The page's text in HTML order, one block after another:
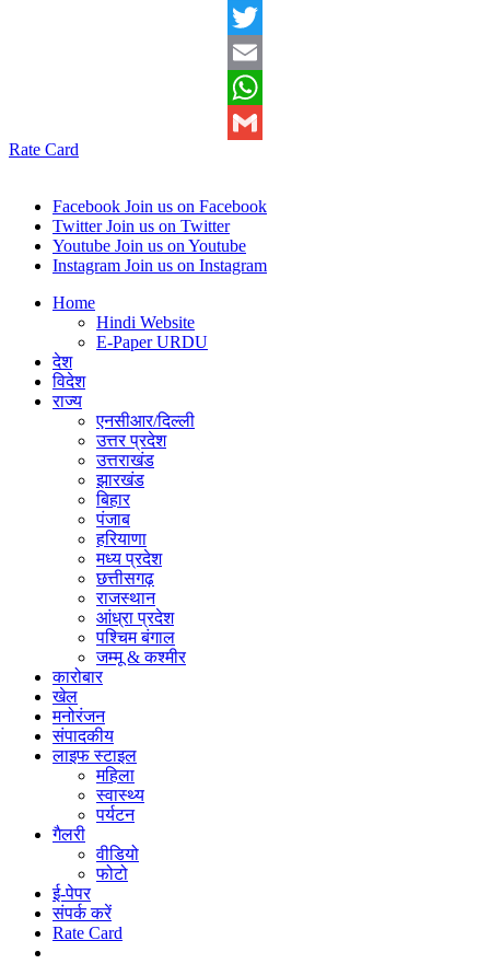
Facebook
Twitter
Email
WhatsApp
Rate Card
Facebook Join us on Facebook
Twitter Join us on Twitter
Youtube Join us on Youtube
Instagram Join us on Instagram
Home
Hindi Website
E-Paper URDU
देश
विदेश
राज्य
एनसीआर/दिल्ली
उत्तर प्रदेश
उत्तराखंड
झारखंड
बिहार
पंजाब
हरियाणा
मध्य प्रदेश
छत्तीसगढ़
राजस्थान
आंध्रा प्रदेश
पश्चिम बंगाल
जम्मू & कश्मीर
कारोबार
खेल
मनोरंजन
संपादकीय
लाइफ स्टाइल
महिला
स्वास्थ्य
पर्यटन
गैलरी
वीडियो
फोटो
ई-पेपर
संपर्क करें
Rate Card